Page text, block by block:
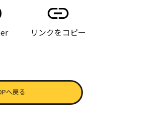
リンクをコピー
へ戻る